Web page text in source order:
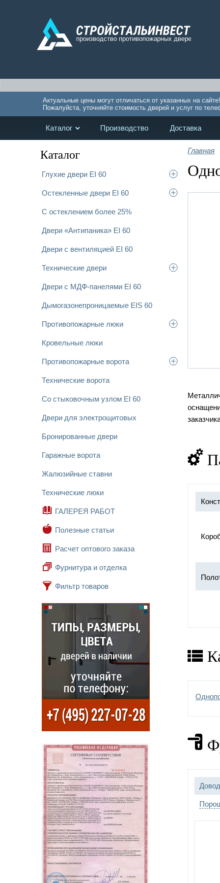
Актуальные цены могут отличаться от указанных на сайте!
Пожалуйста, уточняйте стоимость дверей и услуг по
Каталог Производство Доставка
Каталог
Глухие двери EI 60
Остекленные двери EI 60
С остеклением более 25%
Двери «Антипаника» EI 60
Двери с вентиляцией EI 60
Технические двери
Двери с МДФ-панелями EI 60
Дымогазонепроницаемые EIS 60
Противопожарные люки
Кровельные люки
Противопожарные ворота
Технические ворота
Со стыковочным узлом EI 60
Двери для электрощитовых
Бронированные двери
Гаражные ворота
Жалюзийные ставни
Технические люки
ГАЛЕРЕЯ РАБОТ
Полезные статьи
Расчет оптового заказа
Фурнитура и отделка
Фильтр товаров
Главная